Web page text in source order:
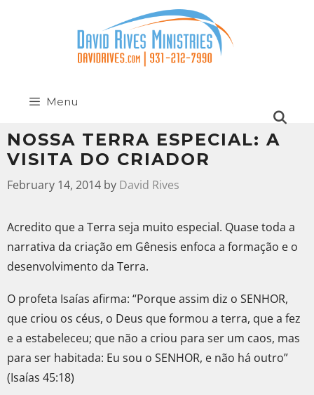
Menu
NOSSA TERRA ESPECIAL: A
VISITA DO CRIADOR
February 14, 2014 by David Rives
Acredito que a Terra seja muito especial. Quase toda a
narrativa da criação em Gênesis enfoca a formação e o
desenvolvimento da Terra.
O profeta Isaías afirma: “Porque assim diz o SENHOR,
que criou os céus, o Deus que formou a terra, que a fez
e a estabeleceu; que não a criou para ser um caos, mas
para ser habitada: Eu sou o SENHOR, e não há outro”
(Isaías 45:18)